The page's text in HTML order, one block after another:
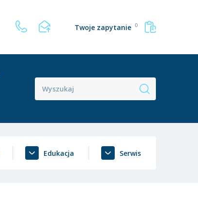
Twoje zapytanie 0
Edukacja Serwis